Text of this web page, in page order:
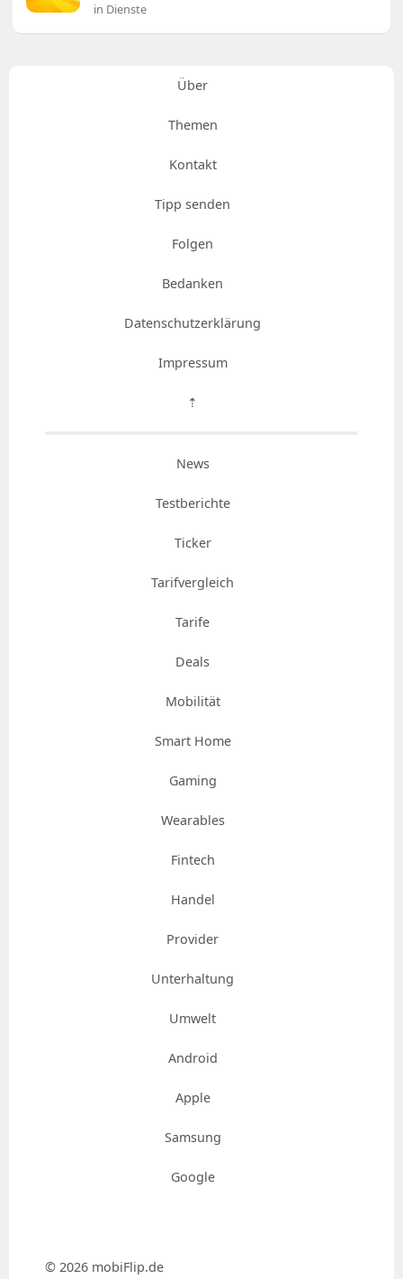
in Dienste
Über
Themen
Kontakt
Tipp senden
Folgen
Bedanken
Datenschutzerklärung
Impressum
⇡
News
Testberichte
Ticker
Tarifvergleich
Tarife
Deals
Mobilität
Smart Home
Gaming
Wearables
Fintech
Handel
Provider
Unterhaltung
Umwelt
Android
Apple
Samsung
Google
© 2026 mobiFlip.de